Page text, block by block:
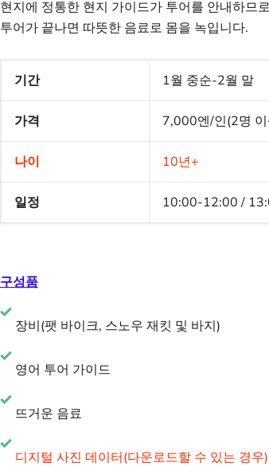
현지에 정통한 현지 가이드가 투어를 안내하므
투어가 끝나면 따뜻한 음료로 몸을 녹입니다.
기간 1월 중순-2월 말
가격 7,000엔/인(2명
나이 10년+
일정 10:00-12:00 /
구성품
장비(팻 바이크, 스노우 재킷 및 바지)
영어 투어 가이드
뜨거운 음료
디지털 사진 데이터(다운로드할 수 있는 경우)